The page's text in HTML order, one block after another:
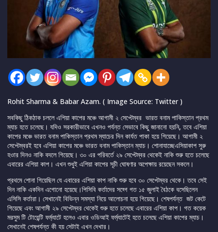
Rohit Sharma & Babar Azam. ( Image Source: Twitter )
সবকিছু ঠিকঠাক চললে এশিয়া কাপের মঞ্চে আগামী ২ সেপ্টেম্বর ভারত বনাম পাকিস্তান প্রথম
ম্যাচ হতে চলেছে। যদিও সরকারীভাবে এখনও পর্যন্ত সেভাবে কিছু জানানো হয়নি, তবে এশিয়া
কাপের মঞ্চে ভারত বনাম পাকিস্তান প্রথম ম্যাচের দিন কার্যত পাকা হয়ে গিয়েছে। আগামী ২
সেপ্টেম্বরই হবে এশিয়া কাপের মঞ্চে ভারত বনাম পাকিস্তান ম্যাচ। শোনাযাচ্ছেএসিয়াকাপ সুরু
হওার দিনও নাকি বদলে গিয়েছে। ৩০ এর পরিবর্তে ২৯ সেপ্টেম্বর থেকেই নাকি শুরু হতে চলেছে
এবারের এশিয়া কাপ। এখন শুধুই এশিয়া কাপের সূচী ঘোষণার অপেক্ষায় রয়েছেন সকলে।
প্রথমে শোনা গিয়েছিল যে এবারের এশিয়া কাপ নাকি শুরু হবে ৩০ সেপ্টেম্বর থেকে। তবে সেই
দিন নাকি একদিন এগোনো হয়েছে।পিসিবি কর্তাদের সহ্গে গত ১৫ জুলাই বৈঠকে বসেছিলেন
এসিসি কর্তারা। সেখানেই বিভিন্ন সমস্যা নিয়ে আলোচনা হয়ে গিয়েছে। শেষপর্যন্ত জট কেটে
গিয়েছে এবং আগামী ২৯ সেপ্টেম্বর থেকেই শুরু হতে চলেছে এবারের এশিয়া কাপ। গত কয়েক
মরসুম টি টোয়েন্টি ফর্ম্যাটে হলেও এবার ওডিআই ফর্ম্যাটেই হতে চলেছে এশিয়া কাপের ম্যাচ।
সেখানেই শেষপর্যন্ত কী হয় সেটাই এখন দেখার।